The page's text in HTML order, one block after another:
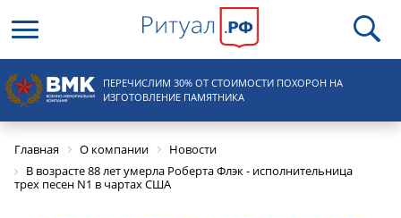
Круглосуточная справочная
8 (495) 100-31-15
ПЕРЕЧИСЛИМ 30% ОТ СТОИМОСТИ ПОХОРОН НА
ИЗГОТОВЛЕНИЕ ПАМЯТНИКА
Главная О компании
Новости
В возрасте 88 лет умерла Роберта Флэк - исполнительница
трех песен N1 в чартах США